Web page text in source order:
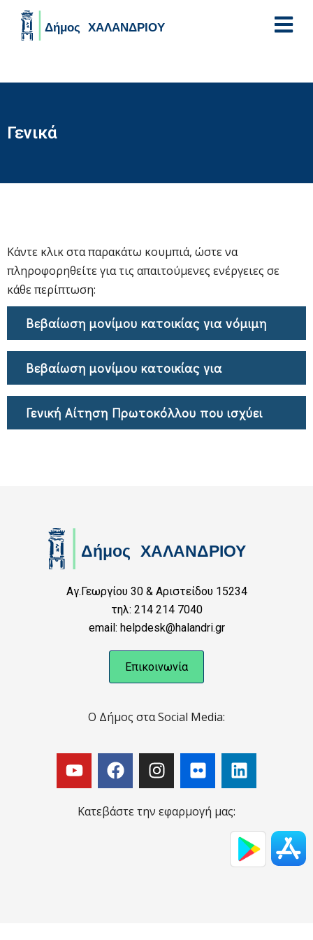
Γενικά
Κάντε κλικ στα παρακάτω κουμπιά, ώστε να
πληροφορηθείτε για τις απαιτούμενες ενέργειες σε
κάθε περίπτωση:
Βεβαίωση μονίμου κατοικίας για νόμιμη
χρήση
Βεβαίωση μονίμου κατοικίας για
μεταδημότευση
Γενική Αίτηση Πρωτοκόλλου που ισχύει
Αγ.Γεωργίου 30 & Αριστείδου 15234
τηλ: 214 214 7040
email: helpdesk@halandri.gr
Επικοινωνία
Ο Δήμος στα Social Media:
Κατεβάστε την εφαρμογή μας: